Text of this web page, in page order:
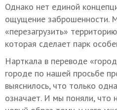
Однако нет единой
ощущение заброшенности.
«перезагрузить»
которая сделает парк
Нарткала в переводе
городе по нашей просьбе
выяснилось, что только
означает. И мы поняли, что